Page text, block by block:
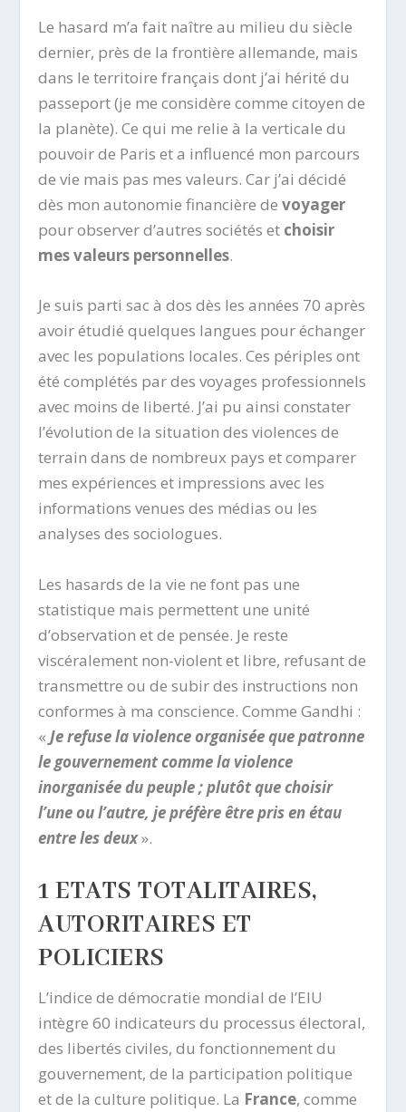
Le hasard m’a fait naître au milieu du siècle
dernier, près de la frontière allemande, mais
dans le territoire français dont j’ai hérité du
passeport (je me considère comme citoyen de
la planète). Ce qui me relie à la verticale du
pouvoir de Paris et a influencé mon parcours
de vie mais pas mes valeurs. Car j’ai décidé
dès mon autonomie financière devoyager
pour observer d’autres sociétés et choisir
mes valeurs personnelles.
Je suis parti sac à dos dès les années 70 après
avoir étudié quelques langues pour échanger
avec les populations locales. Ces périples ont
été complétés par des voyages professionnels
avec moins de liberté. J’ai pu ainsi constater
l’évolution de la situation des violences de
terrain dans de nombreux pays et comparer
mes expériences et impressions avec les
informations venues des médias ou les
analyses des sociologues.
Les hasards de la vie ne font pas une
statistique mais permettent une unité
d’observation et de pensée. Je reste
viscéralement non-violent et libre, refusant de
transmettre ou de subir des instructions non
conformes à ma conscience. Comme Gandhi :
« Je refuse la violence organisée que patronne
le gouvernement comme la violence
inorganisée du peuple ; plutôt que choisir
l’une ou l’autre, je préfère être pris en étau
entre les deux».
1 ETATS TOTALITAIRES,
AUTORITAIRES ET
POLICIERS
L’indice de démocratie mondial de l’EIU
intègre 60 indicateurs du processus électoral,
des libertés civiles, du fonctionnement du
gouvernement, de la participation politique
et de la culture politique. La France, comme